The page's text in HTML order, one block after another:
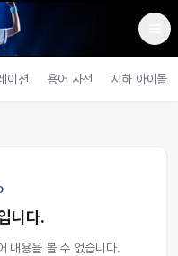
이션 용어 사전 지하 아이돌
니다.
내용을 볼 수 없습니다.